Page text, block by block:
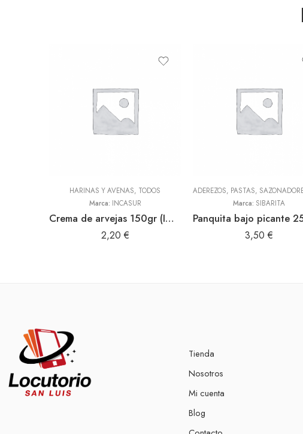
HARINAS Y AVENAS, TODOS
Marca: INCASUR
Crema de arvejas 150gr (INCASUR)
2,20 €
Marca: SIBARITA
3,50 €
Tienda
Nosotros
Mi cuenta
Blog